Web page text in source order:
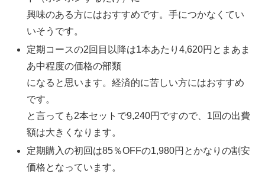
興味のある方にはおすすめです。手につかなくてい
いそうです。
定期コースの2回目以降は1本あたり4,620円とまあま
あ中程度の価格の部類
になると思います。経済的に苦しい方にはおすすめ
です。
と言っても2本セットで9,240円ですので、1回の出費
額は大きくなります。
定期購入の初回は85％OFFの1,980円とかなりの割安
価格となっています。